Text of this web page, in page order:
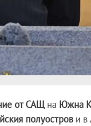
от САЩна Южна
полуострови в